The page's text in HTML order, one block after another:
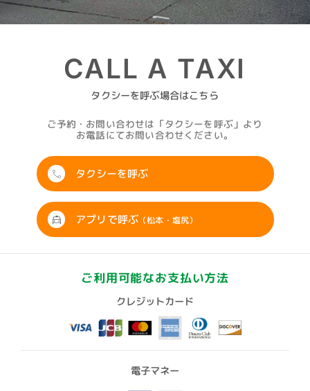
タクシーを呼ぶ場合はこちら
ご予約・お問い合わせは「タクシーを呼ぶ」より
お電話にてお問い合わせください。
CALL A TAXI
タクシーを呼ぶ
アプリで呼ぶ（松本・塩尻）
ご利用可能なお支払い方法
クレジットカード
電子マネー